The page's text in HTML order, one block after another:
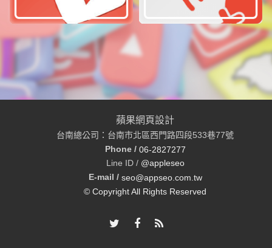
蘋果網頁設計
台南總公司：台南市北區西門路四段533巷77號
Phone / 06-2827277
Line ID / @appleseo
E-mail / seo@appseo.com.tw
© Copyright All Rights Reserved